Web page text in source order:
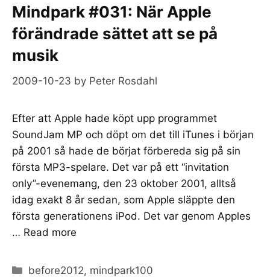
Mindpark #031: När Apple
förändrade sättet att se på
musik
2009-10-23 by Peter Rosdahl
Efter att Apple hade köpt upp programmet
SoundJam MP och döpt om det till iTunes i början
på 2001 så hade de börjat förbereda sig på sin
första MP3-spelare. Det var på ett “invitation
only”-evenemang, den 23 oktober 2001, alltså
idag exakt 8 år sedan, som Apple släppte den
första generationens iPod. Det var genom Apples
… Read more
Categories
before2012, mindpark100